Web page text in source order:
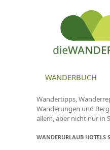
WANDERBUCH
Wandertipps,
Wanderungen und
allem, aber nicht nur in
WANDERURLAUB HOTELS